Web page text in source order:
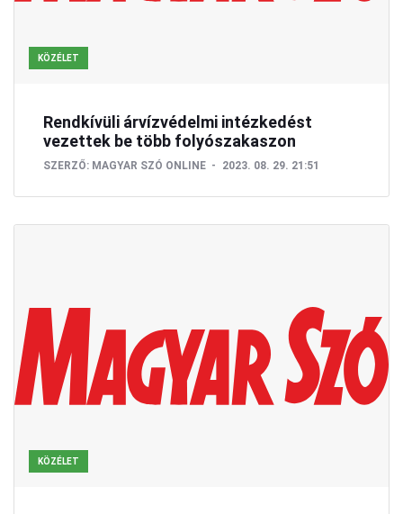
KÖZÉLET
Rendkívüli árvízvédelmi intézkedést
vezettek be több folyószakaszon
SZERZŐ: MAGYAR SZÓ ONLINE 2023. 08. 29. 21:51
KÖZÉLET